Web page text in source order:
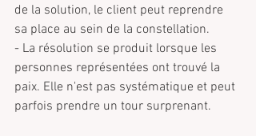
de la solution, le client peut reprendre
sa place au sein de la constellation.
- La résolution se produit lorsque les
personnes représentées ont trouvé la
paix. Elle n'est pas systématique et peut
parfois prendre un tour surprenant.